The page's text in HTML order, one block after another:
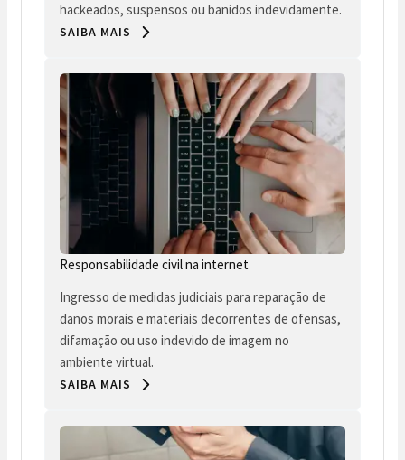
hackeados, suspensos ou banidos indevidamente.
SAIBA MAIS
Responsabilidade civil na internet
Ingresso de medidas judiciais para reparação de
danos morais e materiais decorrentes de ofensas,
difamação ou uso indevido de imagem no
ambiente virtual.
SAIBA MAIS